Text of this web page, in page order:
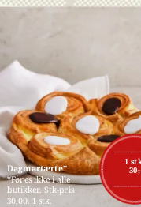
1
30,-
Dagmartærte*
*Føres ikke i alle
butikker. Stk-pris
30,00. 1 stk.